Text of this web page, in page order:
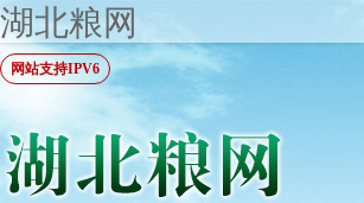
湖北粮网
网站支持IPV6